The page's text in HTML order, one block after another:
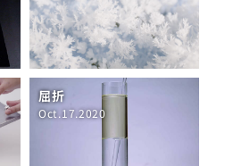
屈折
Oct.17.2020